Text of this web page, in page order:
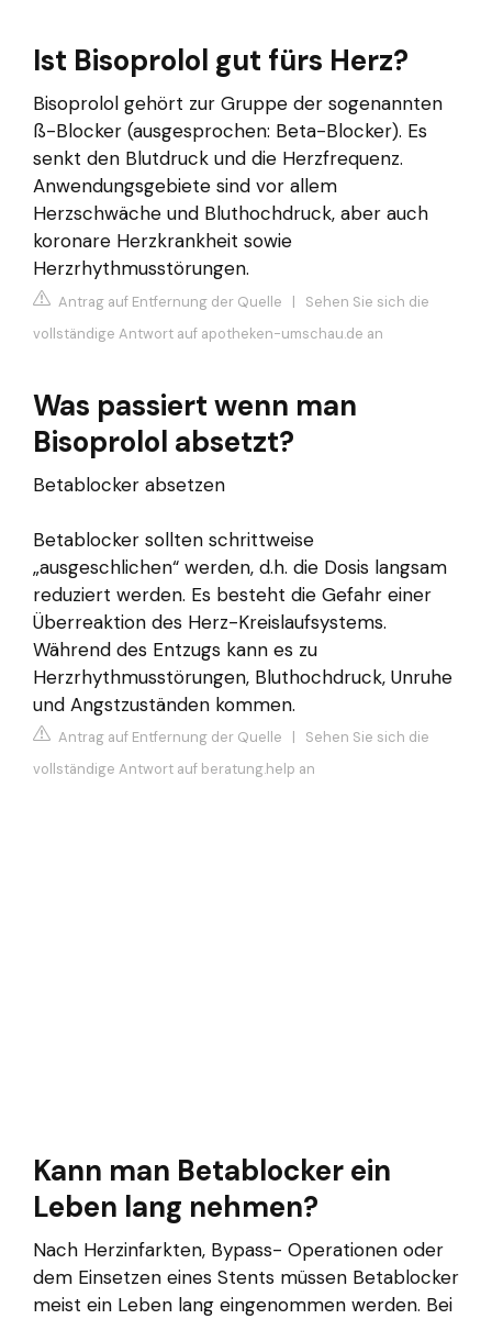
Ist Bisoprolol gut fürs Herz?
Bisoprolol gehört zur Gruppe der sogenannten
ß-Blocker (ausgesprochen: Beta-Blocker). Es
senkt den Blutdruck und die Herzfrequenz.
Anwendungsgebiete sind vor allem
Herzschwäche und Bluthochdruck, aber auch
koronare Herzkrankheit sowie
Herzrhythmusstörungen.
Antrag auf Entfernung der Quelle | Sehen Sie sich die
vollständige Antwort auf apotheken-umschau.de an
Was passiert wenn man
Bisoprolol absetzt?
Betablocker absetzen
Betablocker sollten schrittweise
„ausgeschlichen“ werden, d.h. die Dosis langsam
reduziert werden. Es besteht die Gefahr einer
Überreaktion des Herz-Kreislaufsystems.
Während des Entzugs kann es zu
Herzrhythmusstörungen, Bluthochdruck, Unruhe
und Angstzuständen kommen.
Antrag auf Entfernung der Quelle | Sehen Sie sich die
vollständige Antwort auf beratung.help an
Kann man Betablocker ein
Leben lang nehmen?
Nach Herzinfarkten, Bypass- Operationen oder
dem Einsetzen eines Stents müssen Betablocker
meist ein Leben lang eingenommen werden. Bei